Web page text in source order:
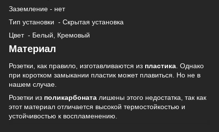
Заземление - нет
Тип установки - Скрытая установка
Цвет- Белый, Кремовый
Материал
Розетки, как правило, изготавливаются из пластика. Однако
при коротком замыкании пластик может плавиться. Но не в
нашем случае.
Розетки из поликарбоната лишены этого недостатка, так как
этот материал отличается высокой термостойкостью и
устойчивостью к воспламенению.